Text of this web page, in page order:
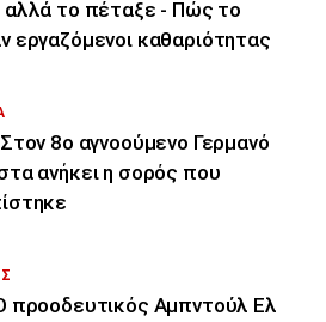
το πέταξε - Πώς το
εργαζόμενοι καθαριότητας
8ο αγνοούμενο Γερμανό
ανήκει η σορός που
προοδευτικός Αμπντούλ Ελ